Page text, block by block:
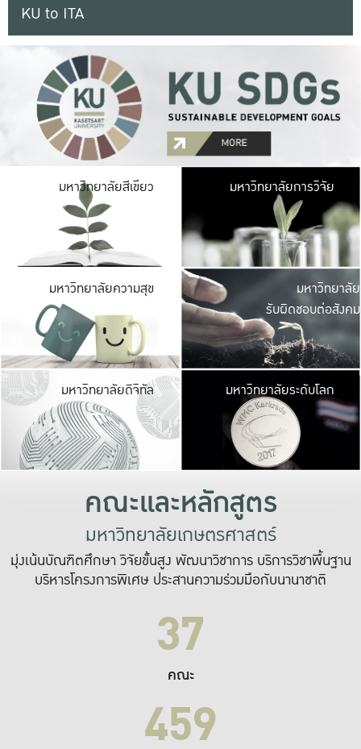
KU to ITA
มหาวิทยาลัยสีเขียว มหาวิ
มีพื้นที่เขียวสดใส
เป็นป่าในเมือง เกษต
มหาวิทยาลัยการวิจัย
มหาวิทยาลัยความสุข มหาวิ
ค
เปิดประ
และพบเรื่องราวใ
มหาวิทยาลัย
รับผิดชอบต่อสังคม
มหาวิทยาลัยดิจิทัล มหาวิ
เปลี่ยนแปลง แล
เพื่อทำง
ระบบสารสนเทศ
มหาวิทยาลัยระดับโลก
คณะและหลักสูตร
มหาวิทยาลัยเกษตรศาสตร์
มุ่งเน้นบัณฑิตศึกษา วิจัยขั้นสูง พัฒนาวิชาการ บริการวิชาพื้นฐาน
บริหารโครงการพิเศษ ประสานความร่วมมือกับนานาชาติ
37
คณะ
459